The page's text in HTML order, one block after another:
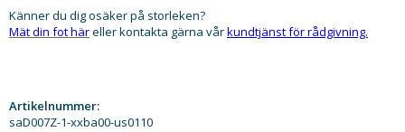
Känner du dig osäker på storleken?
Mät din fot häreller kontakta gärna vårkundtjänst för rådgivning.
Artikelnummer:
saD007Z-1-xxba00-us0110